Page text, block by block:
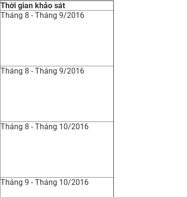
Thời gian khảo sát
Tháng 8 - Tháng 9/2016
Tháng 8 - Tháng 9/2016
Tháng 8 - Tháng 10/2016
Tháng 9 - Tháng 10/2016